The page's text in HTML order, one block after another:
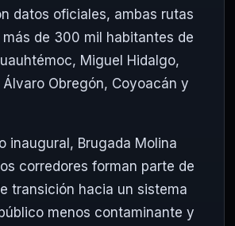
datos oficiales, ambas rutas
de 300 mil habitantes de
Miguel Hidalgo,
Obregón, Coyoacán y
inaugural, Brugada Molina
corredores forman parte de
transición hacia un sistema
menos contaminante y